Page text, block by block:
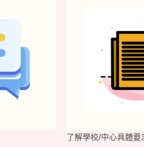
了解學校/中心具體要